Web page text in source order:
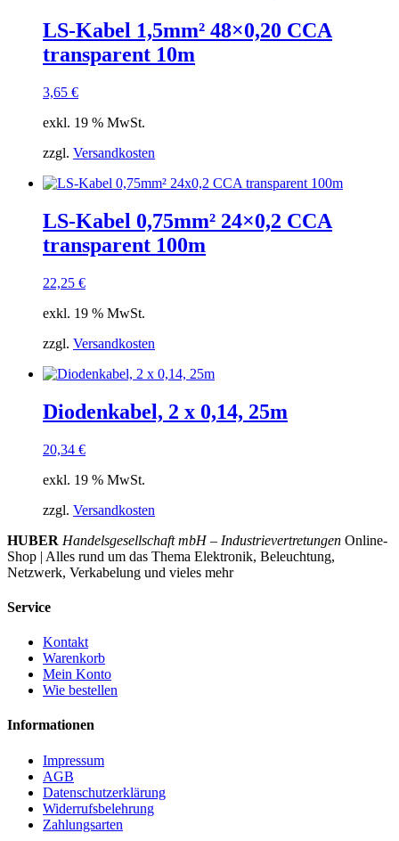
LS-Kabel 1,5mm² 48×0,20 CCA
transparent 10m
3,65 €
exkl. 19 % MwSt.
zzgl. Versandkosten
LS-Kabel 0,75mm² 24×0,2 CCA
transparent 100m
22,25 €
exkl. 19 % MwSt.
zzgl. Versandkosten
Diodenkabel, 2 x 0,14, 25m
20,34 €
exkl. 19 % MwSt.
zzgl. Versandkosten
HUBER Handelsgesellschaft mbH – Industrievertretungen Online-
Shop | Alles rund um das Thema Elektronik, Beleuchtung,
Netzwerk, Verkabelung und vieles mehr
Service
Kontakt
Warenkorb
Mein Konto
Wie bestellen
Informationen
Impressum
AGB
Datenschutzerklärung
Widerrufsbelehrung
Zahlungsarten